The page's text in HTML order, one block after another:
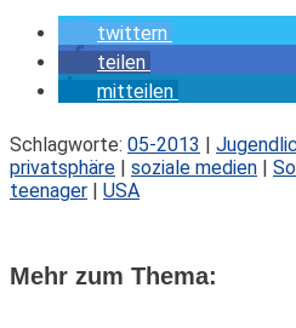
twittern
teilen
mitteilen
Schlagworte: 05-2013
privatsphäre
soziale medien
teenager
USA
Mehr zum Thema: